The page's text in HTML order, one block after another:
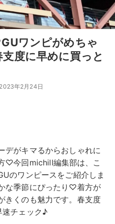
ワンピがめちゃ
度に早めに買っと
年2月24日
デがキマるからおしゃれに
♡今回michill編集部は、こ
のワンピースをご紹介しま
な季節にぴったり♡着方が
きくのも魅力です。春支度
速チェック♪